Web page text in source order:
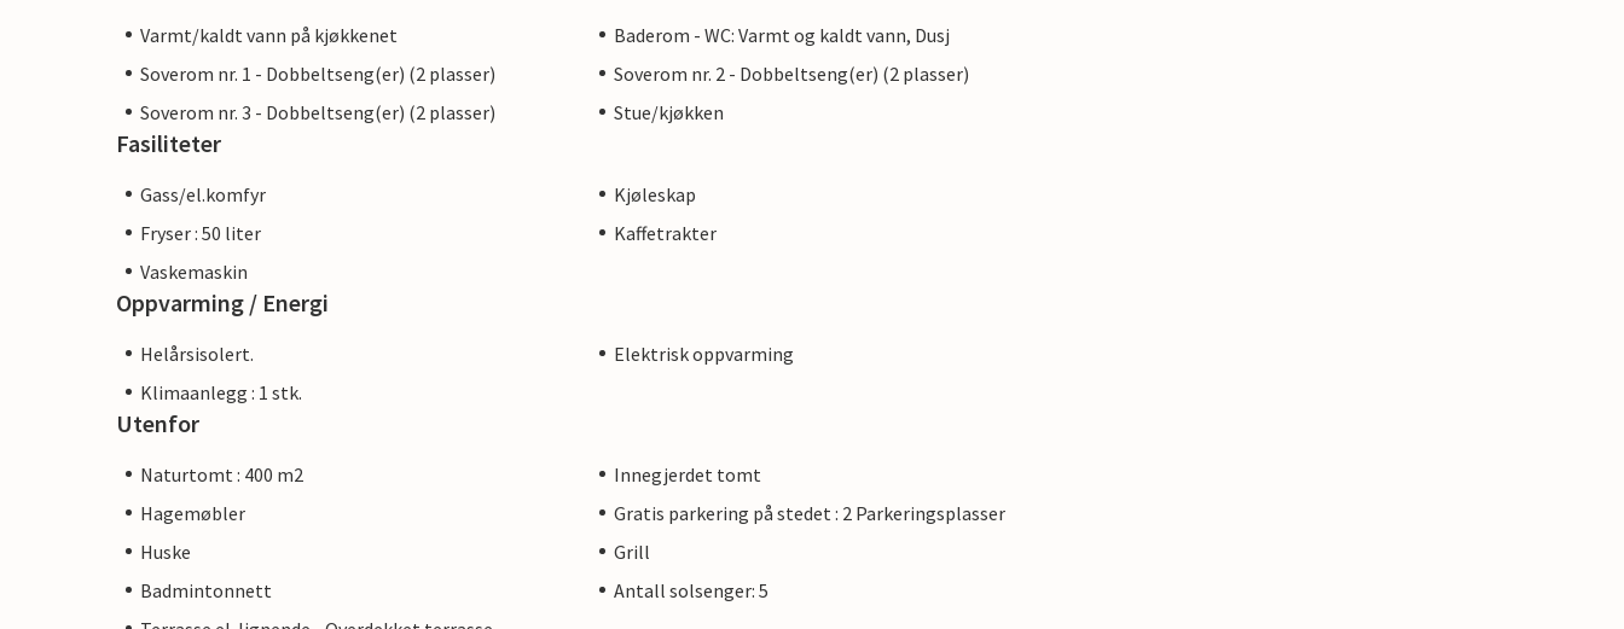
Varmt/kaldt vann på kjøkkenet
Baderom - WC: Varmt og kaldt vann, Dusj
Soverom nr. 1 - Dobbeltseng(er) (2 plasser)
Soverom nr. 2 - Dobbeltseng(er) (2 plasser)
Soverom nr. 3 - Dobbeltseng(er) (2 plasser)
Stue/kjøkken
Fasiliteter
Gass/el.komfyr
Kjøleskap
Fryser : 50 liter
Kaffetrakter
Vaskemaskin
Oppvarming / Energi
Helårsisolert.
Elektrisk oppvarming
Klimaanlegg : 1 stk.
Utenfor
Naturtomt : 400 m2
Innegjerdet tomt
Hagemøbler
Gratis parkering på stedet : 2 Parkeringsplasser
Huske
Grill
Badmintonnett
Antall solsenger: 5